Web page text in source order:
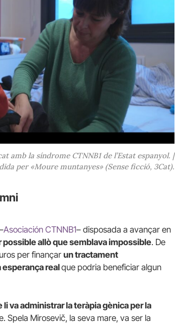
amb la síndrome CTNNB1 de l’Estat espanyol. |
per «Moure muntanyes» (Sense ficció, 3Cat).
Asociación CTNNB1– disposada a avançar en
possible allò que semblava impossible. De
per finançar un tractament
realque podria beneficiar algun
li va administrar la teràpia gènica per la
Spela Mirosevič, la seva mare, va ser la